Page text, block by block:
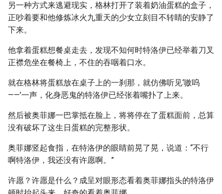
另一种方式来逃避现实，格林打开了装着奶油蛋糕的盒子，
正吵着要和他修炼冰火九重天的少女立刻目不转睛的安静了
下来。
他拿着蛋糕想餐桌走去，发现不知何时特洛伊已经举着刀叉
正襟危坐在餐椅上，不住的吞咽着口水。
就在格林将蛋糕放在桌子上的一刹那，就仿佛听见‘嗷呜
——’一声，化身恶鬼的特洛伊已经张着嘴扑了上来。
然后被奥菲娜一巴掌抵在脸上，将将停在了蛋糕面前，总算
没有破坏了这生日蛋糕的完整形状。
奥菲娜竖起食指，在特洛伊的眼睛前晃了晃，说道：“不行
啊特洛伊，我还没有许愿啊。”
许愿？许愿是什么？成呈对眼形态看着奥菲娜指头的特洛伊